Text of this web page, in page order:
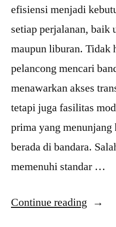
efisiensi menjadi
setiap perjalanan, baik
maupun liburan. Tidak
pelancong mencari
menawarkan akses
tetapi juga fasilitas
prima yang menunjang
berada di bandara.
memenuhi standar …
Continue reading